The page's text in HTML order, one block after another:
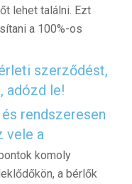
lehet találni. Ezt
a 100%-os
szerződést,
adózd le!
rendszeresen
vele a
komoly
a bérlők